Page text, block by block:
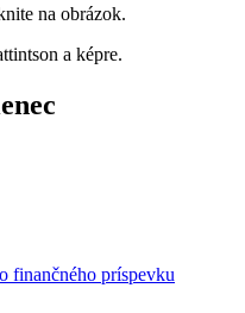
na obrázok.
a képre.